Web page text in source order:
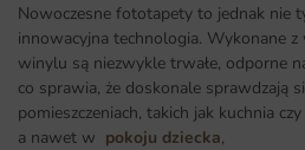
Nowoczesne fototapety to jednak nie
innowacyjna technologia. Wykonane
winylu są niezwykle trwałe, odporne
co sprawia, że doskonale sprawdzają
pomieszczeniach, takich jak kuchnia czy
a nawet w pokoju dziecka,